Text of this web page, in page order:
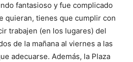
fantasioso y fue complicado
quieran, tienes que cumplir con
trabajen (en los lugares) del
de la mañana al viernes a las
adecuarse. Además, la Plaza